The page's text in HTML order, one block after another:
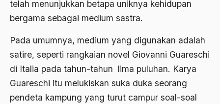
telah menunjukkan betapa uniknya kehidupan
bergama sebagai medium sastra.
Pada umumnya, medium yang digunakan adalah
satire, seperti rangkaian novel Giovanni Guareschi
di Italia pada tahun-tahun lima puluhan. Karya
Guareschi itu melukiskan suka duka seorang
pendeta kampung yang turut campur soal-soal
Agum Gumelar
Agus Miftah
Ahimsa
Ahli
ahli fikih
Ahli Ilmu Agama